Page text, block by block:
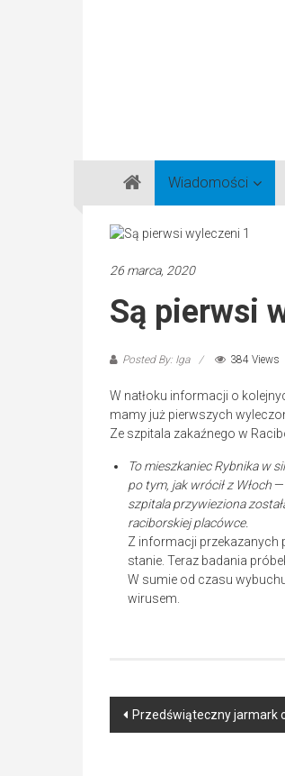
Gazeta
Regionalna
Częstochowa,
Lubliniec,
Wiadomości
26 marca, 2020
Są pierwsi
Posted By: Iga 384 Views
W natłoku informacji o
mamy już pierwszych
Ze szpitala zakaźnego w
To mieszkaniec Rybnika w
po tym, jak wrócił z Włoch —
szpitala przywieziona
raciborskiej placówce.
Z informacji przekazanych
stanie. Teraz badania
W sumie od czasu
wirusem.
Post
Przedświąteczny jarmark